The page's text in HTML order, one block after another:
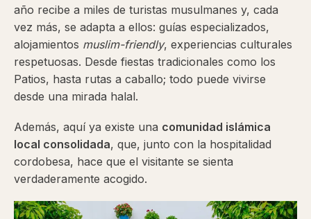
año recibe a miles de turistas musulmanes y, cada
vez más, se adapta a ellos: guías especializados,
alojamientos muslim-friendly, experiencias culturales
respetuosas. Desde fiestas tradicionales como los
Patios, hasta rutas a caballo; todo puede vivirse
desde una mirada halal.
Además, aquí ya existe una comunidad islámica
local consolidada, que, junto con la hospitalidad
cordobesa, hace que el visitante se sienta
verdaderamente acogido.